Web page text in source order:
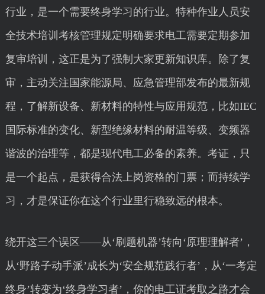
行业，是一个需要终身学习的行业。特种作业人员安
全技术培训考核管理规定明确要求电工需要定期参加
复审培训，这正是为了强制大家更新知识库。除了复
审，主动关注国家能源局、应急管理部发布的最新规
程，了解新设备、新材料的特性与应用规范，比如IEC
国际标准的变化、新型绝缘材料的耐温等级、变频器
谐波的治理等，都是现代电工必备的素养。考证，只
是一个起点，是获得合法上岗资格的门票；而持续学
习，才是保证你在这个行业里行稳致远的根本。
绕开这三个误区——从‘刷题机器’转向‘原理理解者’，
从‘野路子动手派’成长为‘安全规范践行者’，从‘一考定
终身’转变为‘终身学习者’，你的电工证考取之路才会